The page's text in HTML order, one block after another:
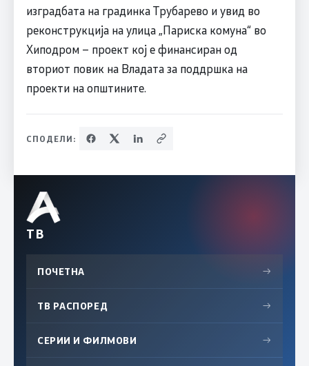
изградбата на градинка Трубарево и увид во
реконструкција на улица „Париска комуна“ во
Хиподром – проект кој е финансиран од
вториот повик на Владата за поддршка на
проекти на општините.
СПОДЕЛИ:
ТВ
ПОЧЕТНА →
ТВ РАСПОРЕД →
СЕРИИ И ФИЛМОВИ →